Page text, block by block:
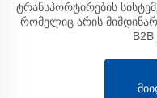
ტრანსპორტირების
რომელიც არის
B2B